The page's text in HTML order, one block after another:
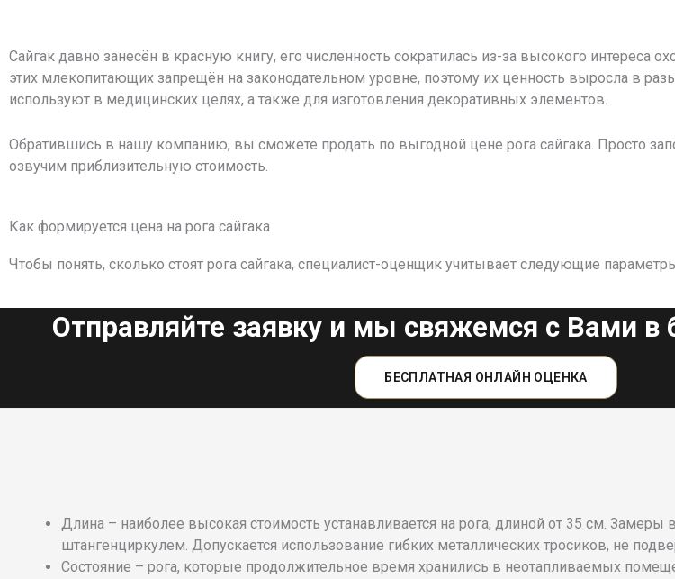
Сайгак давно занесён в красную книгу, его численность сократилась из-за высокого интереса
этих млекопитающих запрещён на законодательном уровне, поэтому их ценность выросла в
используют в медицинских целях, а также для изготовления декоративных элементов.
Обратившись в нашу компанию, вы сможете продать по выгодной цене рога сайгака. Просто
озвучим приблизительную стоимость.
Как формируется цена на рога сайгака
Чтобы понять, сколько стоят рога сайгака, специалист-оценщик учитывает следующие
Отправляйте заявку и мы свяжемся с Вами
БЕСПЛАТНАЯ ОНЛАЙН ОЦЕНКА
Длина – наиболее высокая стоимость устанавливается на рога, длиной от 35 см.
штангенциркулем. Допускается использование гибких металлических тросиков, не
Состояние – рога, которые продолжительное время хранились в неотапливаемых